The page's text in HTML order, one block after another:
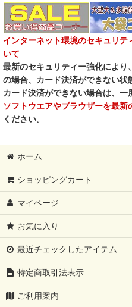
インターネット環境のセキュリ
いて
最新のセキュリティー強化によ
の場合、カード決済ができない状
カード決済ができない場合は、
ソフトウエアやブラウザーを最新
ください。
ホーム
ショッピングカート
マイページ
お気に入り
最近チェックしたアイテム
特定商取引法表示
ご利用案内